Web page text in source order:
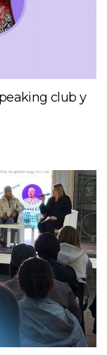
club у